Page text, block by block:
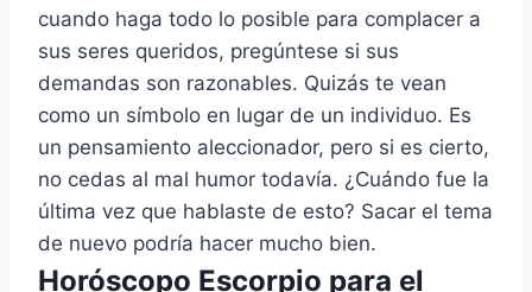
cuando haga todo lo posible para complacer a
sus seres queridos, pregúntese si sus
demandas son razonables. Quizás te vean
como un símbolo en lugar de un individuo. Es
un pensamiento aleccionador, pero si es cierto,
no cedas al mal humor todavía. ¿Cuándo fue la
última vez que hablaste de esto? Sacar el tema
de nuevo podría hacer mucho bien.
Horóscopo Escorpio para el